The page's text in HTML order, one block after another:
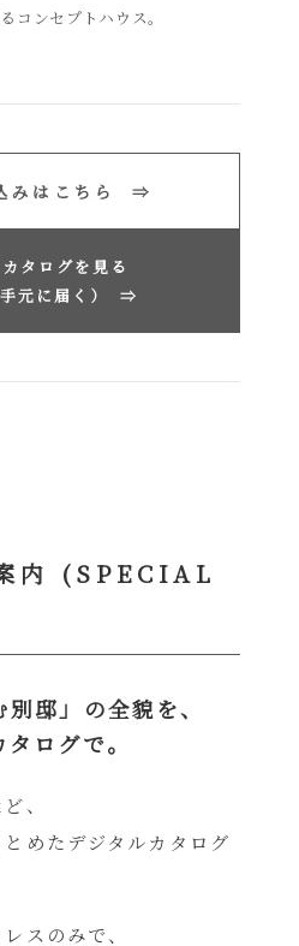
コンセプトハウス。
みはこちら ⇒
タログを見る
元に届く）
⇒
内 (SPECIAL
別邸」の全貌を、
ログで。
、
めたデジタルカタログ
スのみで、